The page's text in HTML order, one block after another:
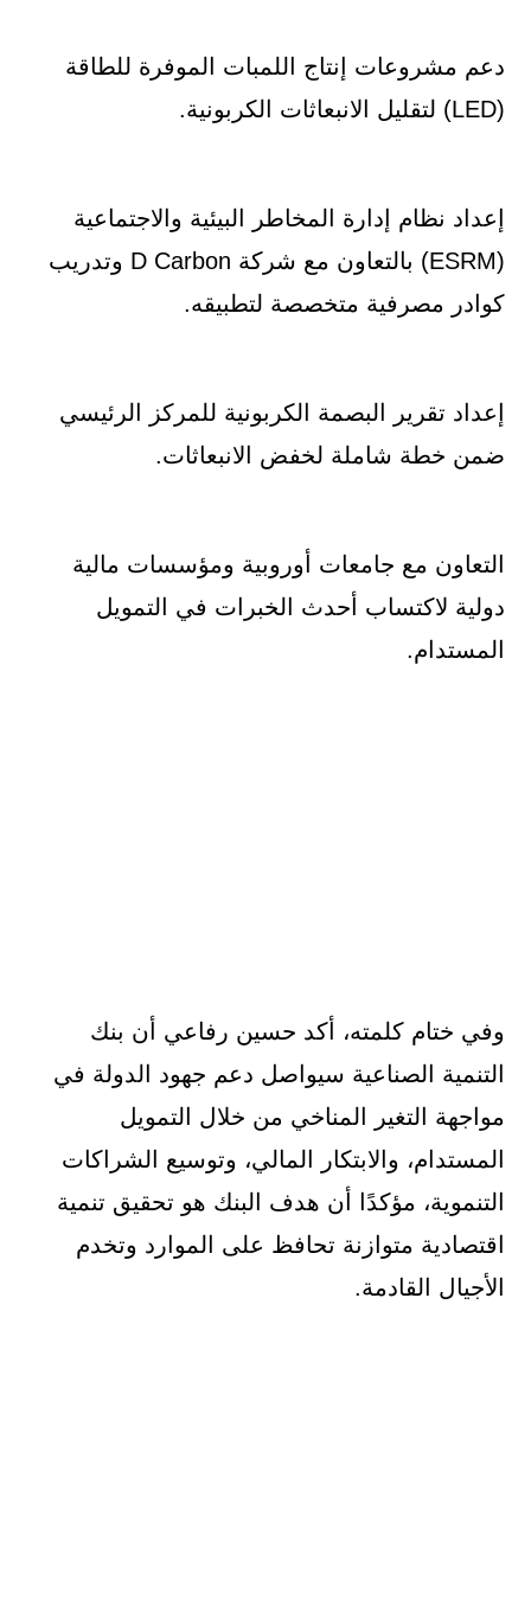
دعم مشروعات إنتاج اللمبات الموفرة للطاقة
(LED) لتقليل الانبعاثات الكربونية.
إعداد نظام إدارة المخاطر البيئية والاجتماعية
(ESRM) بالتعاون مع شركة D Carbon وتدريب
كوادر مصرفية متخصصة لتطبيقه.
إعداد تقرير البصمة الكربونية للمركز الرئيسي
ضمن خطة شاملة لخفض الانبعاثات.
التعاون مع جامعات أوروبية ومؤسسات مالية
دولية لاكتساب أحدث الخبرات في التمويل
المستدام.
وفي ختام كلمته، أكد حسين رفاعي أن بنك
التنمية الصناعية سيواصل دعم جهود الدولة في
مواجهة التغير المناخي من خلال التمويل
المستدام، والابتكار المالي، وتوسيع الشراكات
التنموية، مؤكدًا أن هدف البنك هو تحقيق تنمية
اقتصادية متوازنة تحافظ على الموارد وتخدم
الأجيال القادمة.